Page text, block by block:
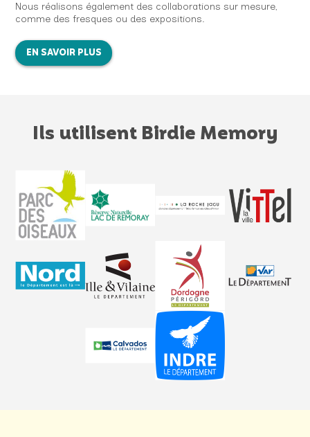
Nous réalisons également des collaborations sur mesure,
comme des fresques ou des expositions.
EN SAVOIR PLUS
Ils utilisent Birdie Memory